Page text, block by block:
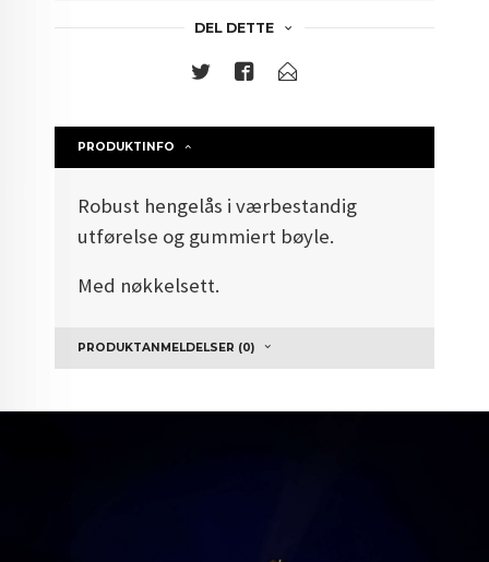
DEL DETTE
PRODUKTINFO
Robust hengelås i værbestandig
utførelse og gummiert bøyle.
Med nøkkelsett.
PRODUKTANMELDELSER (0)